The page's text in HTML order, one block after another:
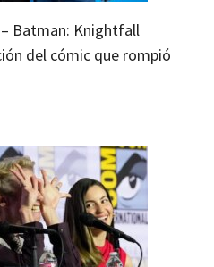
– Batman: Knightfall
del cómic que rompió